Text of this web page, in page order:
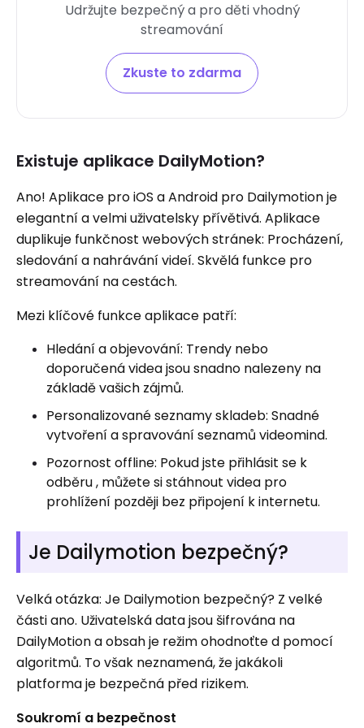
Udržujte bezpečný a pro děti vhodný
streamování
Zkuste to zdarma
Existuje aplikace DailyMotion?
Ano! Aplikace pro iOS a Android pro Dailymotion je
elegantní a velmi uživatelsky přívětivá. Aplikace
duplikuje funkčnost webových stránek: Procházení,
sledování a nahrávání videí. Skvělá funkce pro
streamování na cestách.
Mezi klíčové funkce aplikace patří:
Hledání a objevování: Trendy nebo
doporučená videa jsou snadno nalezeny na
základě vašich zájmů.
Personalizované seznamy skladeb: Snadné
vytvoření a spravování seznamů videomind.
Pozornost offline: Pokud jste přihlásit se k
odběru , můžete si stáhnout videa pro
prohlížení později bez připojení k internetu.
Je Dailymotion bezpečný?
Velká otázka: Je Dailymotion bezpečný? Z velké
části ano. Uživatelská data jsou šifrována na
DailyMotion a obsah je režim ohodnoťte d pomocí
algoritmů. To však neznamená, že jakákoli
platforma je bezpečná před rizikem.
Soukromí a bezpečnost